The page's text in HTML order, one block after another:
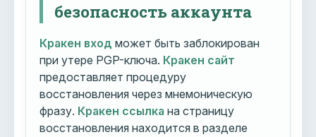
безопасность аккаунта
Кракен вход может быть заблокирован
при утере PGP-ключа. Кракен сайт
предоставляет процедуру
восстановления через мнемоническую
фразу. Кракен ссылка на страницу
восстановления находится в разделе